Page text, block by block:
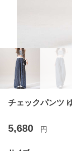
チェックパンツ
5,680 円